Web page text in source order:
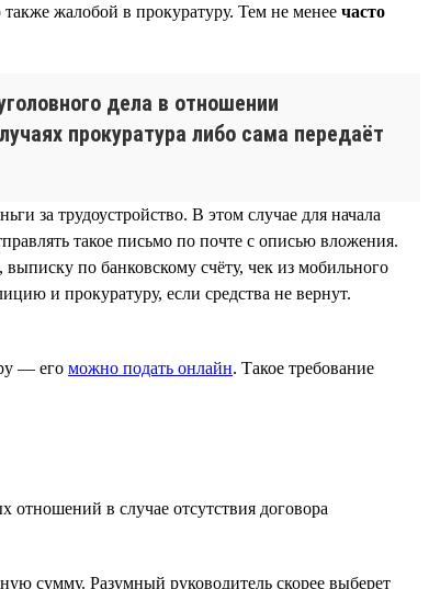
жалобой в прокуратуру. Тем не менее часто
дела в отношении
прокуратура либо сама передаёт
за трудоустройство. В этом случае для начала
такое письмо по почте с описью вложения.
по банковскому счёту, чек из мобильного
и прокуратуру, если средства не вернут.
— его можно подать онлайн. Такое требование
в случае отсутствия договора
сумму. Разумный руководитель скорее выберет